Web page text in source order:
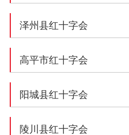
泽州县红十字会
高平市红十字会
阳城县红十字会
陵川县红十字会